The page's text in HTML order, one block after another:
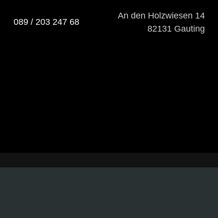
089 / 203 247 68
An den Holzwiesen 14
82131 Gauting